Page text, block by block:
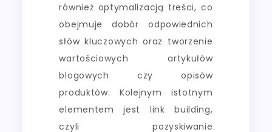
również optymalizacją treści, co
obejmuje dobór odpowiednich
słów kluczowych oraz tworzenie
wartościowych artykułów
blogowych czy opisów
produktów. Kolejnym istotnym
elementem jest link building,
czyli pozyskiwanie